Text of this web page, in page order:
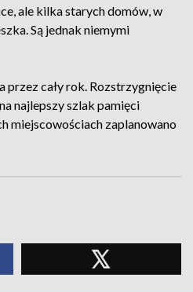
ale kilka starych domów, w
Są jednak niemymi
przez cały rok. Rozstrzygnięcie
najlepszy szlak pamięci
miejscowościach zaplanowano